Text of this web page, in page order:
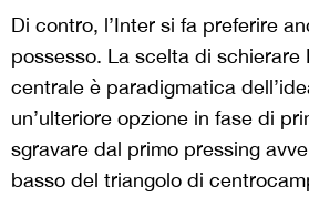
Di contro, l’Inter si fa preferire
possesso. La scelta di
centrale è paradigmatica
un’ulteriore opzione in fase di
sgravare dal primo pressing
basso del triangolo di